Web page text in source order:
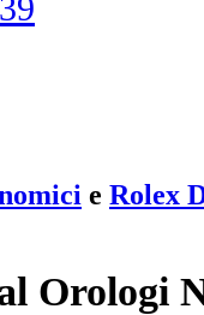
e Rolex
Orologi